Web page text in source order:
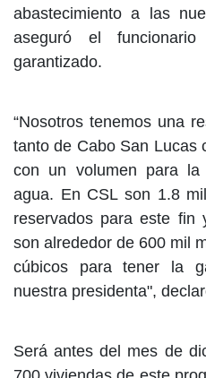
abastecimiento a las
aseguró el
garantizado.
“Nosotros tenemos una
tanto de Cabo San Lucas
con un volumen para la
agua. En CSL son 1.8
reservados para este
son alrededor de 600 mil
cúbicos para tener la
nuestra presidenta",
Será antes del mes de